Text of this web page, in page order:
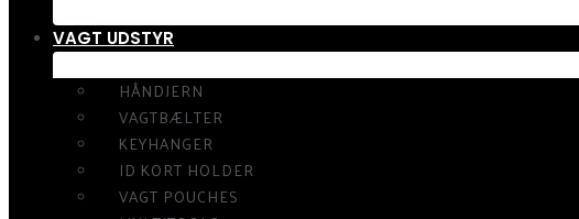
VAGT UDSTYR
HÅNDJERN
VAGTBÆLTER
KEYHANGER
ID KORT HOLDER
VAGT POUCHES